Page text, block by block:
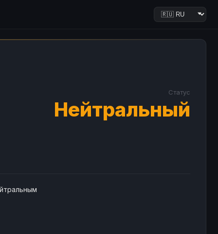
Статус
Нейтральный